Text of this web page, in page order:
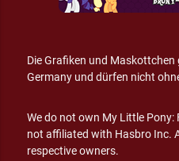
Die Grafiken und
Germany und dürfen nicht
We do not own My Little Pony:
not affiliated with Hasbro Inc.
respective owners.